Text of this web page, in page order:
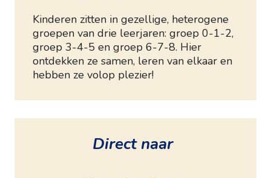
Kinderen zitten in gezellige, heterogene
groepen van drie leerjaren: groep 0-1-2,
groep 3-4-5 en groep 6-7-8. Hier
ontdekken ze samen, leren van elkaar en
hebben ze volop plezier!
Direct naar